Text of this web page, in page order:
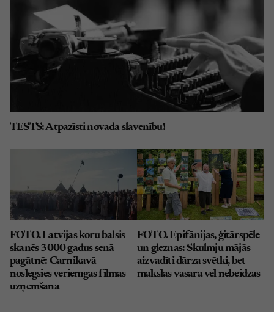
TESTS: Atpazīsti novada slavenību!
FOTO. Latvijas koru balsis
skanēs 3000 gadus senā
pagātnē: Carnikavā
noslēgsies vērienīgas filmas
uzņemšana
FOTO. Epifānijas, ģitārspēle
un gleznas: Skulmju mājās
aizvadīti dārza svētki, bet
mākslas vasara vēl nebeidzas